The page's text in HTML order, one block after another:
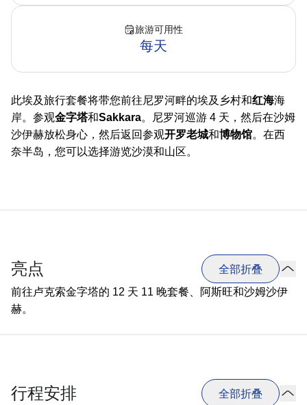
旅游可用性
每天
此埃及旅行套餐将带您前往尼罗河畔的埃及乡村和红海海
岸。参观金字塔和Sakkara。尼罗河巡游 4 天，然后在沙姆
沙伊赫放松身心，然后返回参观开罗老城和博物馆。在西
奈半岛，您可以选择游览沙漠和山区。
亮点 全部折叠
前往卢克索金字塔的 12 天 11 晚套餐、阿斯旺和沙姆沙伊
赫。
行程安排 全部折叠